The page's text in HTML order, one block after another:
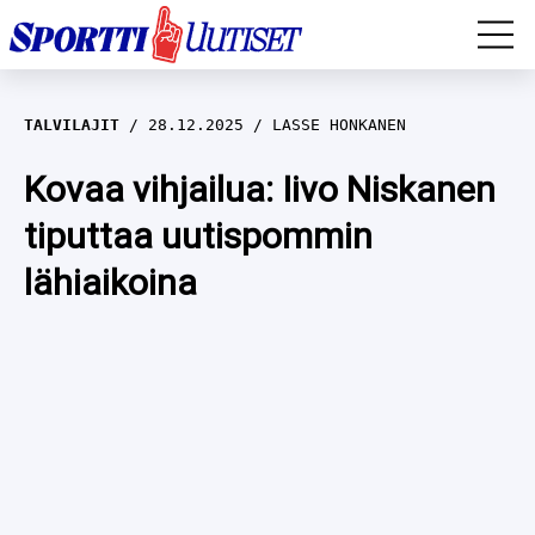
EM-YLEISURHEILU
JÄÄKIEKKO
YLEISURHEILU
WILMA HELTELÄ
TALVILAJIT
TALVILAJIT 28.12.2025 LASSE HONKANEN
Kovaa vihjailua: Iivo Niskanen
tiputtaa uutispommin
lähiaikoina